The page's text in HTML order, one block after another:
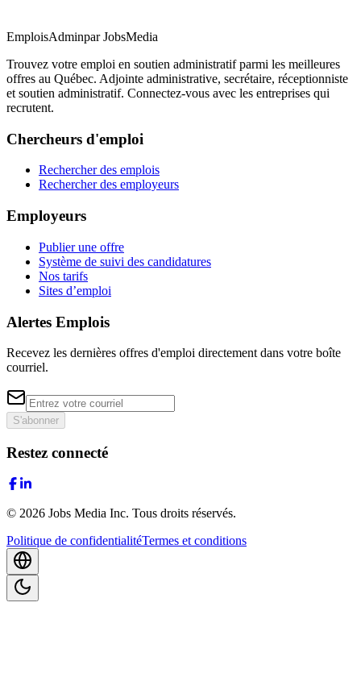
EmploisAdminpar JobsMedia
Trouvez votre emploi en soutien administratif parmi les meilleures
offres au Québec. Adjointe administrative, secrétaire, réceptionniste
et soutien administratif. Connectez-vous avec les entreprises qui
recrutent.
Chercheurs d'emploi
Rechercher des emplois
Rechercher des employeurs
Employeurs
Publier une offre
Système de suivi des candidatures
Nos tarifs
Sites d’emploi
Alertes Emplois
Recevez les dernières offres d'emploi directement dans votre boîte
courriel.
S'abonner
Restez connecté
© 2026 Jobs Media Inc. Tous droits réservés.
Politique de confidentialitéTermes et conditions